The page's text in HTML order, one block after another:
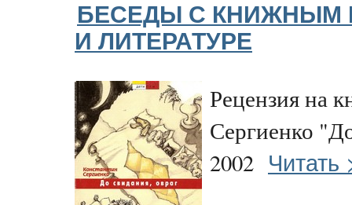
БЕСЕДЫ С
И ЛИТЕРАТУРЕ
Рецензия на
Сергиенко
2002 Читать